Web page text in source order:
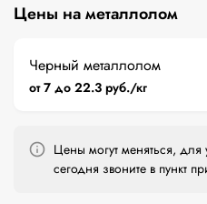
Цены на металлолом
Черный металлолом
от 7 до 22.3 руб./кг
Цены могут меняться,
сегодня звоните в пункт